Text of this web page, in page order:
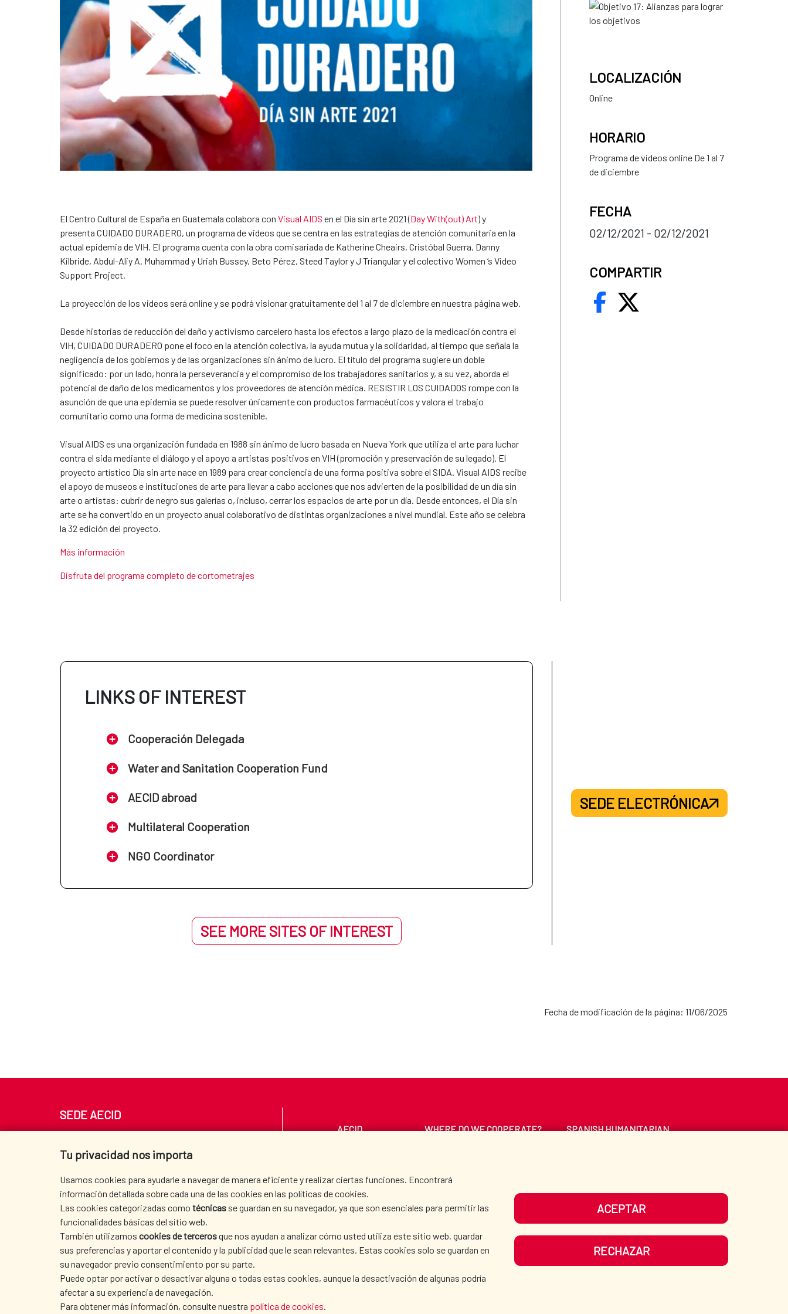
El Centro Cultural de España en Guatemala colabora con Visual AIDS en el Día sin arte 2021 (Day With(out) Art) y
presenta CUIDADO DURADERO, un programa de videos que se centra en las estrategias de atención comunitaria en la
actual epidemia de VIH. El programa cuenta con la obra comisariada de Katherine Cheairs, Cristóbal Guerra, Danny
Kilbride, Abdul-Aliy A. Muhammad y Uriah Bussey, Beto Pérez, Steed Taylor y J Triangular y el colectivo Women ‘s Video
Support Project.
La proyección de los videos será online y se podrá visionar gratuitamente del 1 al 7 de diciembre en nuestra página web.
Desde historias de reducción del daño y activismo carcelero hasta los efectos a largo plazo de la medicación contra el
VIH, CUIDADO DURADERO pone el foco en la atención colectiva, la ayuda mutua y la solidaridad, al tiempo que señala la
negligencia de los gobiernos y de las organizaciones sin ánimo de lucro. El título del programa sugiere un doble
significado: por un lado, honra la perseverancia y el compromiso de los trabajadores sanitarios y, a su vez, aborda el
potencial de daño de los medicamentos y los proveedores de atención médica. RESISTIR LOS CUIDADOS rompe con la
asunción de que una epidemia se puede resolver únicamente con productos farmacéuticos y valora el trabajo
comunitario como una forma de medicina sostenible.
Visual AIDS es una organización fundada en 1988 sin ánimo de lucro basada en Nueva York que utiliza el arte para luchar
contra el sida mediante el diálogo y el apoyo a artistas positivos en VIH (promoción y preservación de su legado). El
proyecto artístico Día sin arte nace en 1989 para crear conciencia de una forma positiva sobre el SIDA. Visual AIDS recibe
el apoyo de museos e instituciones de arte para llevar a cabo acciones que nos advierten de la posibilidad de un día sin
arte o artistas: cubrir de negro sus galerías o, incluso, cerrar los espacios de arte por un día. Desde entonces, el Día sin
arte se ha convertido en un proyecto anual colaborativo de distintas organizaciones a nivel mundial. Este año se celebra
la 32 edición del proyecto.
Más información
Disfruta del programa completo de cortometrajes
LOCALIZACIÓN
Online
HORARIO
Programa de videos online De 1 al 7
de diciembre
FECHA
02/12/2021 - 02/12/2021
COMPARTIR
LINKS OF INTEREST
Cooperación Delegada
Water and Sanitation Cooperation Fund
AECID abroad
Multilateral Cooperation
NGO Coordinator
SEE MORE SITES OF INTEREST
SEDE ELECTRÓNICA
Fecha de modificación de la página: 11/06/2025
Tu privacidad nos importa
Usamos cookies para ayudarle a navegar de manera eficiente y realizar ciertas funciones. Encontrará
información detallada sobre cada una de las cookies en las políticas de cookies.
Las cookies categorizadas como técnicas se guardan en su navegador, ya que son esenciales para permitir las
funcionalidades básicas del sitio web.
También utilizamos cookies de tercerosque nos ayudan a analizar cómo usted utiliza este sitio web, guardar
sus preferencias y aportar el contenido y la publicidad que le sean relevantes. Estas cookies solo se guardan en
su navegador previo consentimiento por su parte.
Puede optar por activar o desactivar alguna o todas estas cookies, aunque la desactivación de algunas podría
afectar a su experiencia de navegación.
Para obtener más información, consulte nuestra política de cookies.
ACEPTAR
RECHAZAR
SEDE AECID
Tel. +34 900 20 30 54​​​​​​​
AECID WHERE DO WE COOPERATE?
SPANISH HUMANITARIAN
PRESS ROOM CULTURE AND SCIENCE
OUR SOCIAL MEDIA
TERMS OF USE | DATA PROTECTION | COOKIE POLICY |